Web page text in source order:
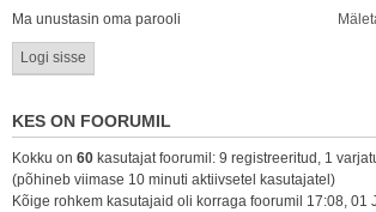
Ma unustasin oma parooli
KES ON FOORUMIL
Kokku on 60 kasutajat foorumil: 9 registreeritud, 1
(põhineb viimase 10 minuti aktiivsetel kasutajatel)
Kõige rohkem kasutajaid oli korraga foorumil 17:08, 01